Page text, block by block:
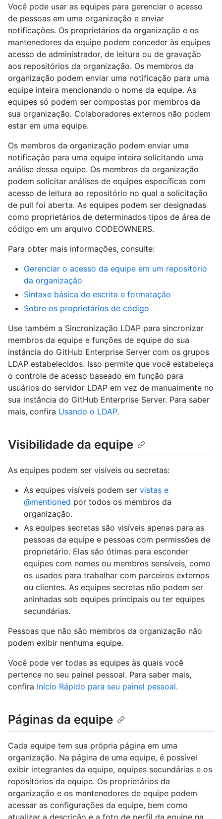
Você pode usar as equipes para gerenciar o acesso
de pessoas em uma organização e enviar
notificações. Os proprietários da organização e os
mantenedores da equipe podem conceder às equipes
acesso de administrador, de leitura ou de gravação
aos repositórios da organização. Os membros da
organização podem enviar uma notificação para uma
equipe inteira mencionando o nome da equipe. As
equipes só podem ser compostas por membros da
sua organização. Colaboradores externos não podem
estar em uma equipe.
Os membros da organização podem enviar uma
notificação para uma equipe inteira solicitando uma
análise dessa equipe. Os membros da organização
podem solicitar análises de equipes específicas com
acesso de leitura ao repositório no qual a solicitação
de pull foi aberta. As equipes podem ser designadas
como proprietários de determinados tipos de área de
código em um arquivo CODEOWNERS.
Para obter mais informações, consulte:
Gerenciar o acesso da equipe em um repositório
da organização
Sintaxe básica de escrita e formatação
Sobre os proprietários de código
Use também a Sincronização LDAP para sincronizar
membros da equipe e funções de equipe do sua
instância do GitHub Enterprise Server com os grupos
LDAP estabelecidos. Isso permite que você estabeleça
o controle de acesso baseado em função para
usuários do servidor LDAP em vez de manualmente no
sua instância do GitHub Enterprise Server. Para saber
mais, confira Usando o LDAP.
Visibilidade da equipe
As equipes podem ser visíveis ou secretas:
As equipes visíveis podem ser vistas e
@mentioned por todos os membros da
organização.
As equipes secretas são visíveis apenas para as
pessoas da equipe e pessoas com permissões de
proprietário. Elas são ótimas para esconder
equipes com nomes ou membros sensíveis, como
os usados para trabalhar com parceiros externos
ou clientes. As equipes secretas não podem ser
aninhadas sob equipes principais ou ter equipes
secundárias.
Pessoas que não são membros da organização não
podem exibir nenhuma equipe.
Você pode ver todas as equipes às quais você
pertence no seu painel pessoal. Para saber mais,
confira Início Rápido para seu painel pessoal.
Páginas da equipe
Cada equipe tem sua própria página em uma
organização. Na página de uma equipe, é possível
exibir integrantes da equipe, equipes secundárias e os
repositórios da equipe. Os proprietários da
organização e os mantenedores de equipe podem
acessar as configurações da equipe, bem como
atualizar a descrição e a foto de perfil da equipe na